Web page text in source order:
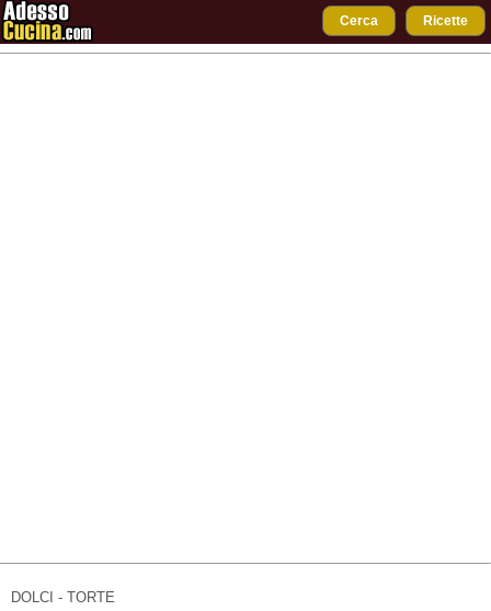
Cerca Ricette
DOLCI - TORTE